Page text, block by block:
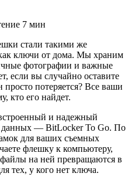
7 мин
стали такими же
ключи от дома. Мы храним
фотографии и важные
если вы случайно оставите
потеряется? Все ваши
кто его найдет.
и надежный
данных — BitLocker To Go. По
для ваших съемных
флешку к компьютеру,
на ней превращаются в
тех, у кого нет ключа.